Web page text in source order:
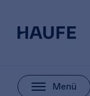
Menü